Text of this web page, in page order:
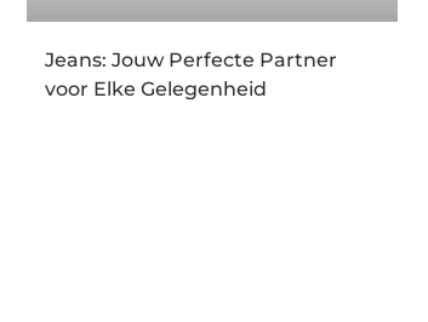
Jeans: Jouw Perfecte Partner
voor Elke Gelegenheid